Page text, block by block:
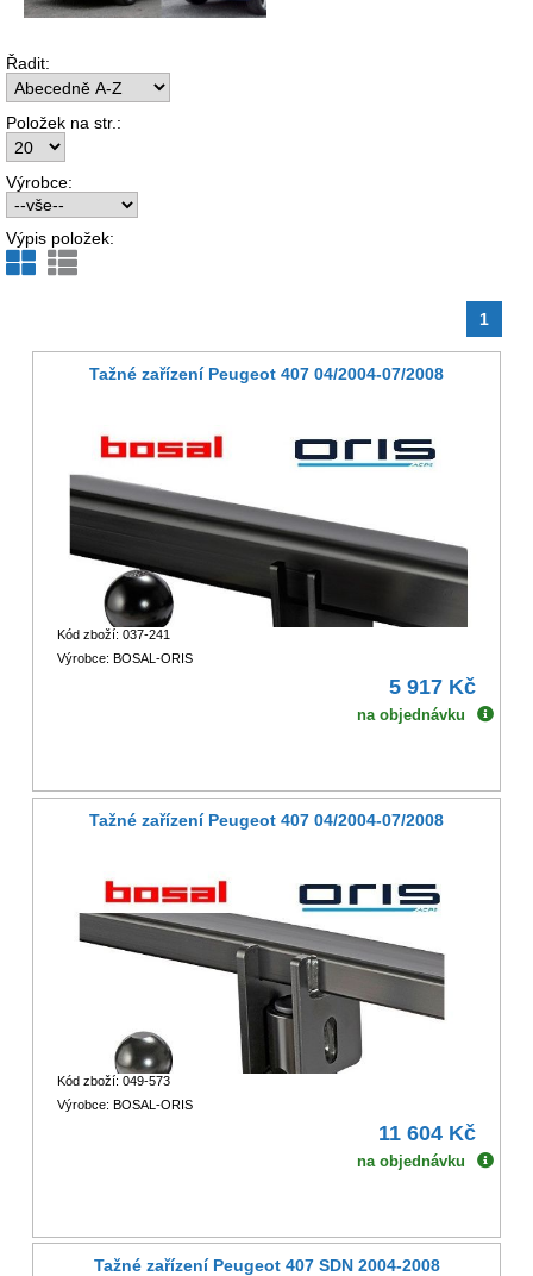
Řadit:
Položek na str.:
Výrobce:
Výpis položek:
1
Tažné zařízení Peugeot 407 04/2004-07/2008
Kód zboží: 037-241
Výrobce: BOSAL-ORIS
5 917 Kč
na objednávku
Tažné zařízení Peugeot 407 04/2004-07/2008
Kód zboží: 049-573
Výrobce: BOSAL-ORIS
11 604 Kč
na objednávku
Tažné zařízení Peugeot 407 SDN 2004-2008